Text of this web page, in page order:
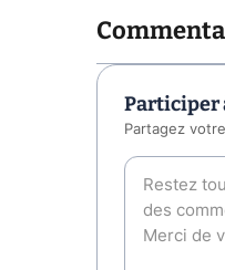
Participer
Partagez